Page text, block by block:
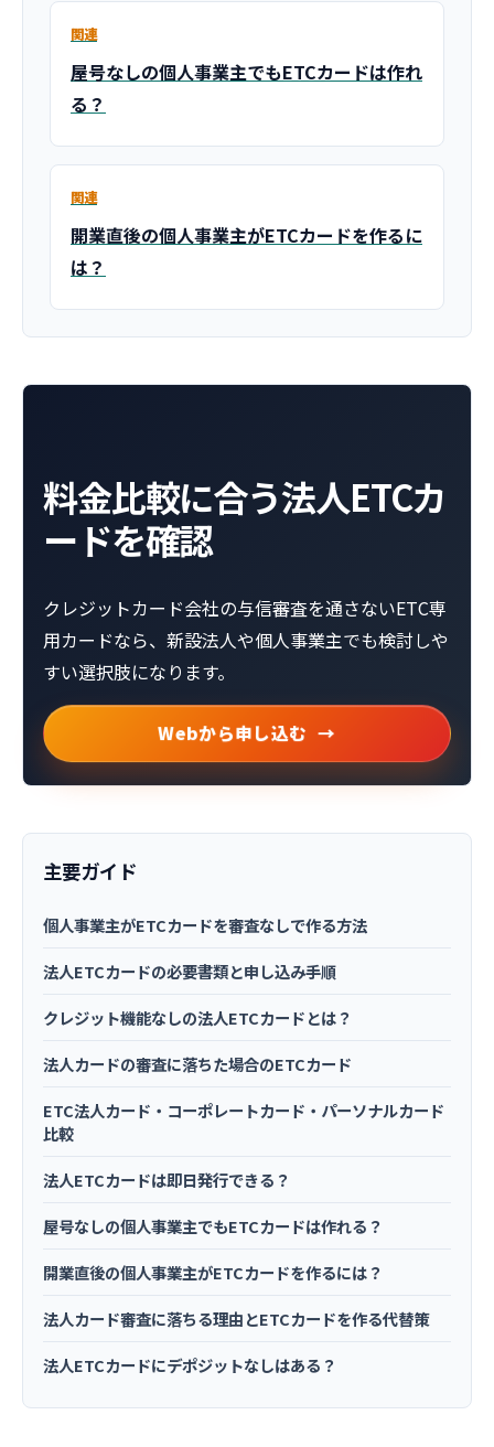
関連
屋号なしの個人事業主でもETCカードは作れ
る？
関連
開業直後の個人事業主がETCカードを作るに
は？
料金比較に合う法人ETCカ
ードを確認
クレジットカード会社の与信審査を通さないETC専
用カードなら、新設法人や個人事業主でも検討しや
すい選択肢になります。
Webから申し込む
主要ガイド
個人事業主がETCカードを審査なしで作る方法
法人ETCカードの必要書類と申し込み手順
クレジット機能なしの法人ETCカードとは？
法人カードの審査に落ちた場合のETCカード
ETC法人カード・コーポレートカード・パーソナルカード
比較
法人ETCカードは即日発行できる？
屋号なしの個人事業主でもETCカードは作れる？
開業直後の個人事業主がETCカードを作るには？
法人カード審査に落ちる理由とETCカードを作る代替策
法人ETCカードにデポジットなしはある？